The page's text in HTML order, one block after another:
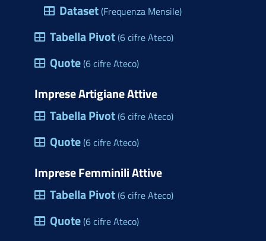
Dataset(Frequenza Mensile)
Tabella Pivot(6 cifre Ateco)
Quote(6 cifre Ateco)
Imprese Artigiane Attive
Tabella Pivot(6 cifre Ateco)
Quote(6 cifre Ateco)
Imprese Femminili Attive
Tabella Pivot(6 cifre Ateco)
Quote(6 cifre Ateco)